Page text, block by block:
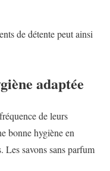
de détente peut ainsi
adaptée
de leurs
bonne hygiène en
Les savons sans parfum